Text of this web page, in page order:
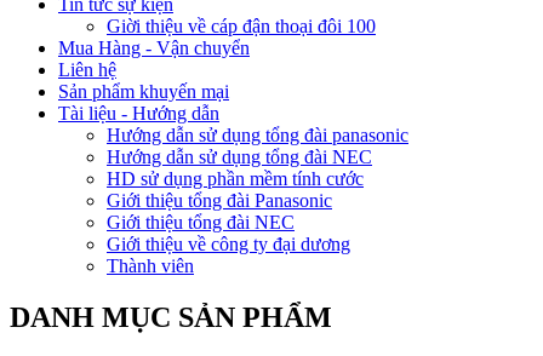
Tin tức sự kiện
Giời thiệu về cáp đận thoại đôi 100
Mua Hàng - Vận chuyển
Liên hệ
Sản phẩm khuyến mại
Tài liệu - Hướng dẫn
Hướng dẫn sử dụng tổng đài panasonic
Hướng dẫn sử dụng tổng đài NEC
HD sử dụng phần mềm tính cước
Giới thiệu tổng đài Panasonic
Giới thiệu tổng đài NEC
Giới thiệu về công ty đại dương
Thành viên
DANH MỤC SẢN PHẨM